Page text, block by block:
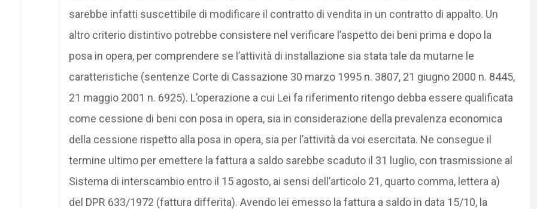
sarebbe infatti suscettibile di modificare il contratto di vendita in un contratto di appalto. Un
altro criterio distintivo potrebbe consistere nel verificare l’aspetto dei beni prima e dopo la
posa in opera, per comprendere se l’attività di installazione sia stata tale da mutarne le
caratteristiche (sentenze Corte di Cassazione 30 marzo 1995 n. 3807, 21 giugno 2000 n. 8445,
21 maggio 2001 n. 6925). L’operazione a cui Lei fa riferimento ritengo debba essere qualificata
come cessione di beni con posa in opera, sia in considerazione della prevalenza economica
della cessione rispetto alla posa in opera, sia per l’attività da voi esercitata. Ne consegue il
termine ultimo per emettere la fattura a saldo sarebbe scaduto il 31 luglio, con trasmissione al
Sistema di interscambio entro il 15 agosto, ai sensi dell’articolo 21, quarto comma, lettera a)
del DPR 633/1972 (fattura differita). Avendo lei emesso la fattura a saldo in data 15/10, la